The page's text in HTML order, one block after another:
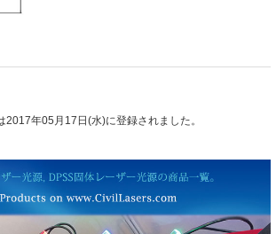
2017年05月17日(水)に登録されました。